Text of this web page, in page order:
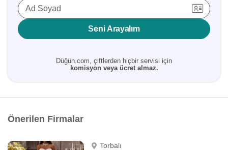
Ad Soyad
Seni Arayalım
Düğün.com, çiftlerden hiçbir servisi için
komisyon veya ücret almaz.
Önerilen Firmalar
Torbalı